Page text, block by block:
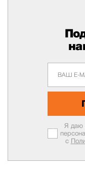
Я даю
с